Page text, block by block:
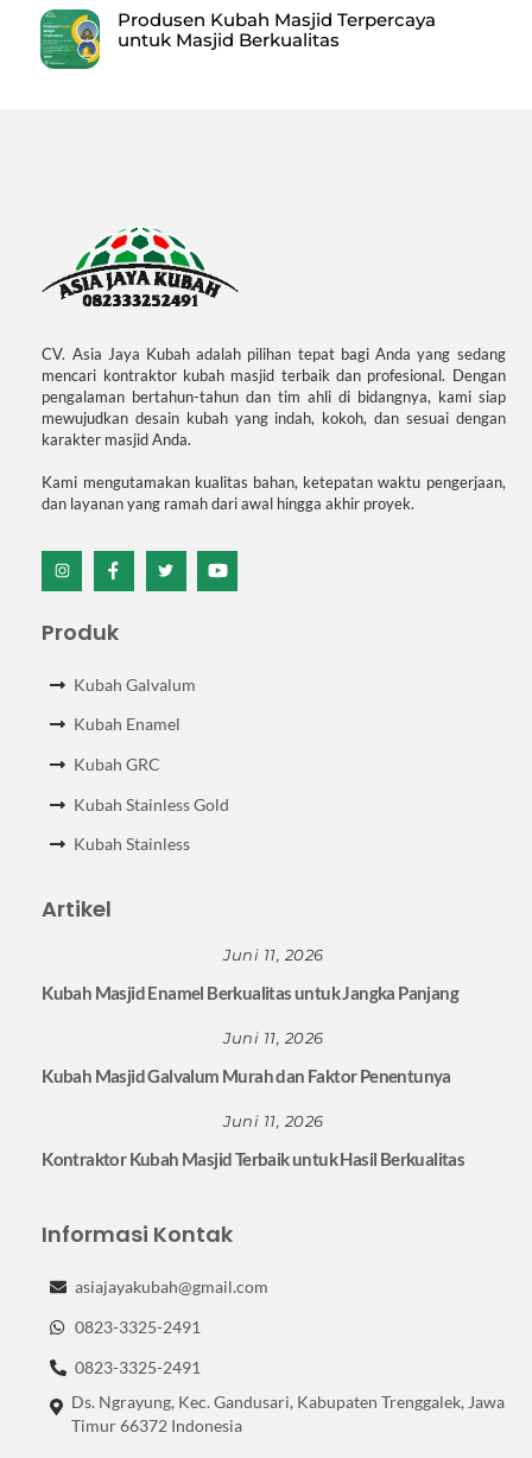
Produsen Kubah Masjid Terpercaya
untuk Masjid Berkualitas
CV. Asia Jaya Kubah adalah pilihan tepat bagi Anda yang sedang
mencari kontraktor kubah masjid terbaik dan profesional. Dengan
pengalaman bertahun-tahun dan tim ahli di bidangnya, kami siap
mewujudkan desain kubah yang indah, kokoh, dan sesuai dengan
karakter masjid Anda.
Kami mengutamakan kualitas bahan, ketepatan waktu pengerjaan,
dan layanan yang ramah dari awal hingga akhir proyek.
Icon
Icon
Icon
Icon
Produk
Kubah Galvalum
Kubah Enamel
Kubah GRC
Kubah Stainless Gold
Kubah Stainless
Artikel
Juni 11, 2026
Kubah Masjid Enamel Berkualitas untuk Jangka Panjang
Juni 11, 2026
Kubah Masjid Galvalum Murah dan Faktor Penentunya
Juni 11, 2026
Kontraktor Kubah Masjid Terbaik untuk Hasil Berkualitas
Informasi Kontak
asiajayakubah@gmail.com
0823-3325-2491
0823-3325-2491
Ds. Ngrayung, Kec. Gandusari, Kabupaten Trenggalek, Jawa
Timur 66372 Indonesia